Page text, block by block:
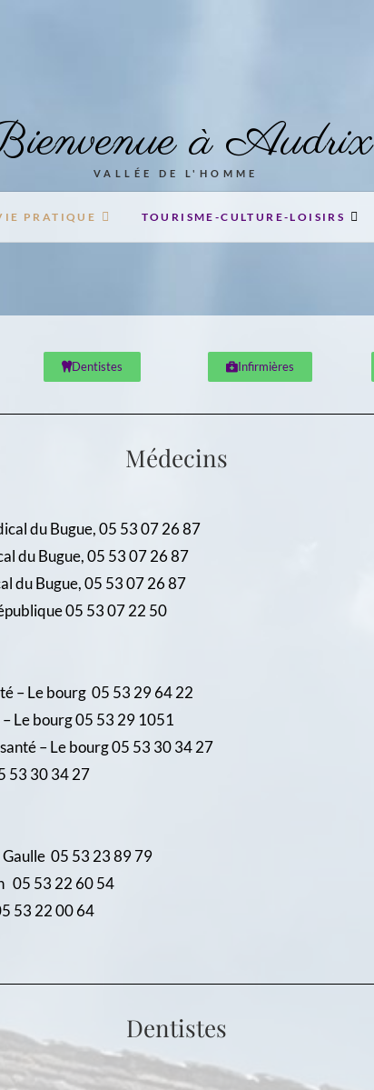
à Audrix
VALLÉE DE L'HOMME
PRATIQUE TOURISME-CULTURE-LOISIRS
Dentistes Infirmières
Médecins
du Bugue, 05 53 07 26 87
du Bugue, 05 53 07 26 87
Bugue, 05 53 07 26 87
05 53 07 22 50
bourg 05 53 29 64 22
05 53 29 1051
– Le bourg 05 53 30 34 27
30 34 27
05 53 23 89 79
53 22 60 54
22 00 64
Dentistes